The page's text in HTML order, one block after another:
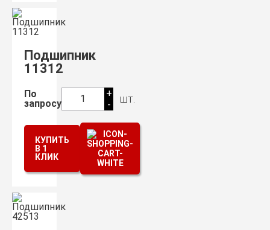
Подшипник
11312
По
запросу
1
+
-
шт.
КУПИТЬ
В 1
КЛИК